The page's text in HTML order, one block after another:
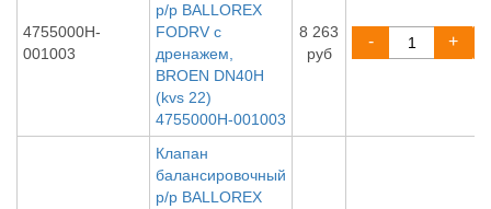
4755000H-
001003
р/р BALLOREX
FODRV с
дренажем,
BROEN DN40H
(kvs 22)
4755000H-001003
8 263
руб
- +
Клапан
балансировочный
р/р BALLOREX